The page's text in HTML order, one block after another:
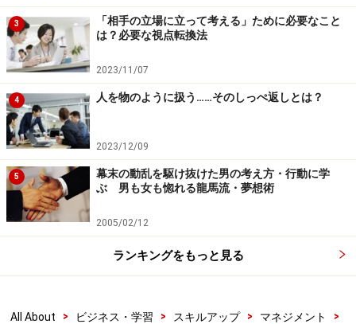
3
「相手の立場に立って考える」ために必要なこと
は？必要な視点転換法
2023/11/07
4 人を物のように扱う……そのしっぺ返しとは？
2023/12/09
5
幕末の動乱を駆け抜けた男の考え方・行動に学
ぶ 男も女も惚れる龍馬流・夢想術
2005/02/12
ランキングをもっと見る
All About > ビジネス・学習 > スキルアップ > マネジメント
>